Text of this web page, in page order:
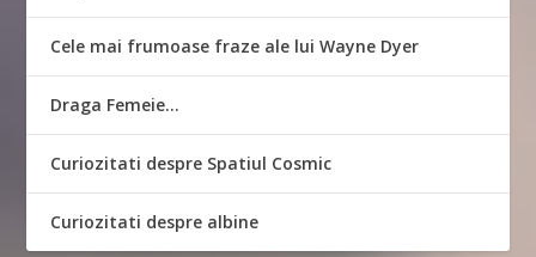
Cele mai frumoase fraze ale lui Wayne Dyer
Draga Femeie…
Curiozitati despre Spatiul Cosmic
Curiozitati despre albine